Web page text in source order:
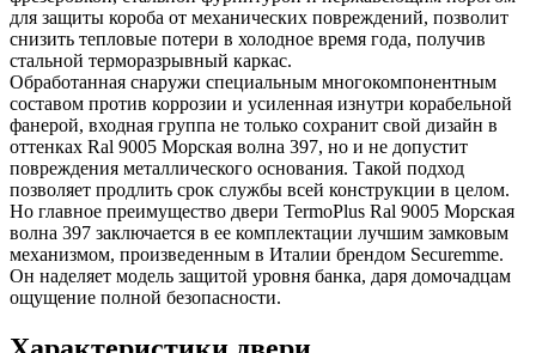
для защиты короба от механических повреждений, позволит
снизить тепловые потери в холодное время года, получив
стальной терморазрывный каркас.
Обработанная снаружи специальным многокомпонентным
составом против коррозии и усиленная изнутри корабельной
фанерой, входная группа не только сохранит свой дизайн в
оттенках Ral 9005 Морская волна 397, но и не допустит
повреждения металлического основания. Такой подход
позволяет продлить срок службы всей конструкции в целом.
Но главное преимущество двери TermoPlus Ral 9005 Морская
волна 397 заключается в ее комплектации лучшим замковым
механизмом, произведенным в Италии брендом Securemme.
Он наделяет модель защитой уровня банка, даря домочадцам
ощущение полной безопасности.